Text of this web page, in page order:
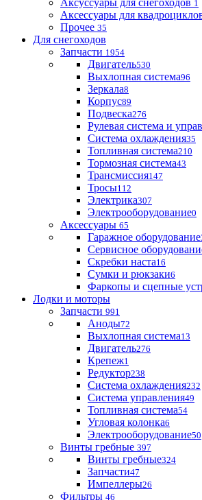
Аксуссуары для снегоходов 1
Аксессуары для
Прочее 35
Для снегоходов
Запчасти 1954
Двигатель530
Выхлопная система96
Зеркала8
Корпус89
Подвеска276
Рулевая система и
Система охлаждения35
Топливная система210
Тормозная система43
Трансмиссия147
Тросы112
Электрика307
Электрооборудование0
Аксессуары 65
Гаражное оборудование
Сервисное
Скребки наста16
Сумки и рюкзаки6
Фаркопы и сцепные
Лодки и моторы
Запчасти 991
Аноды72
Выхлопная система13
Двигатель276
Крепеж1
Редуктор238
Система охлаждения232
Система управления49
Топливная система54
Угловая колонка6
Электрооборудование50
Винты гребные 397
Винты гребные324
Запчасти47
Импеллеры26
Фильтры 46